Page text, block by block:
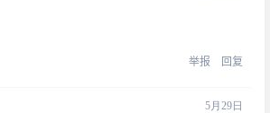
举报 回复
5月29日